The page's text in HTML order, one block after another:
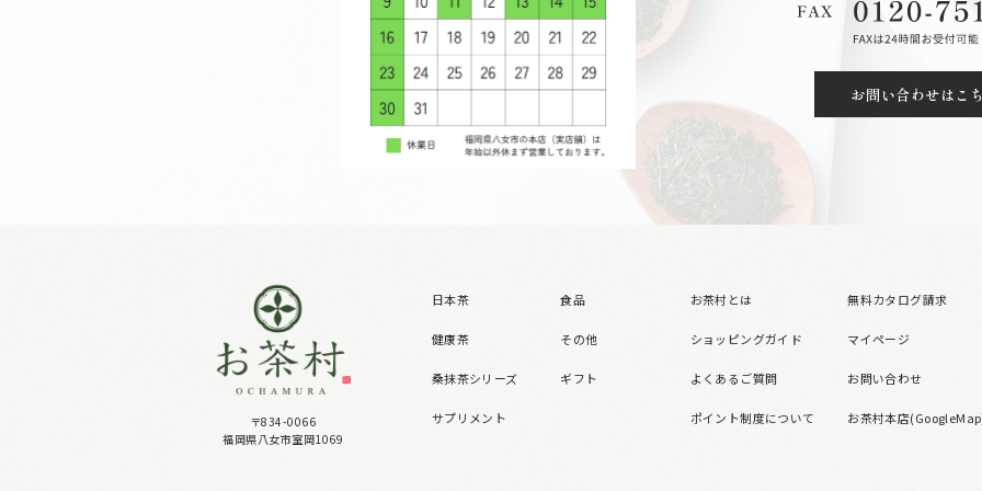
お問い合わせはこ
〒834-0066
福岡県八女市室岡1069
日本茶
健康茶
桑抹茶シリーズ
サプリメント
食品
その他
ギフト
お茶村とは
ショッピングガイド
よくあるご質問
ポイント制度について
無料カタログ請求
マイページ
お問い合わせ
お茶村本店